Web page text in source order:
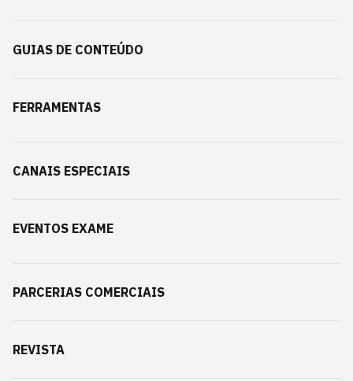
GUIAS DE CONTEÚDO
FERRAMENTAS
CANAIS ESPECIAIS
EVENTOS EXAME
PARCERIAS COMERCIAIS
REVISTA